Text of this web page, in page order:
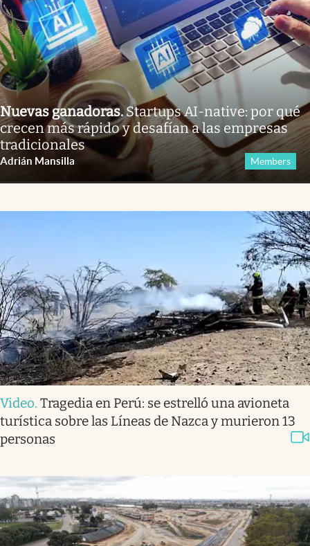
Nuevas ganadoras.Startups AI-native: por qué
crecen más rápido y desafían a las empresas
tradicionales
Adrián Mansilla Members
Video. Tragedia en Perú: se estrelló una avioneta
turística sobre las Líneas de Nazca y murieron 13
personas